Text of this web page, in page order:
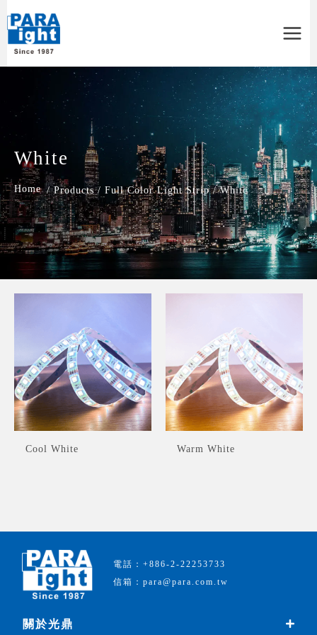
Menu
White
/ Products / Full Color Light Strip / White
Cool White Warm White
電話：+886-2-22253733
信箱：para@para.com.tw
關於光鼎